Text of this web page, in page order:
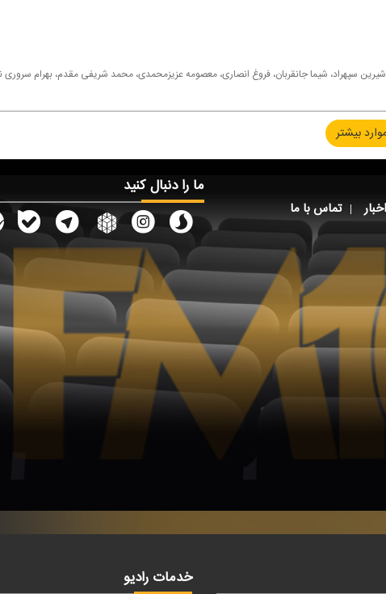
شیرین سپهراد، شیما جانقربان، فروغ انصاری، معصومه عزیزمحمدی، محمد شریفی مقدم، بهرام سروری
بیشتر
اخبار تماس با ما
ما را دنبال کنید
خدمات رادیو